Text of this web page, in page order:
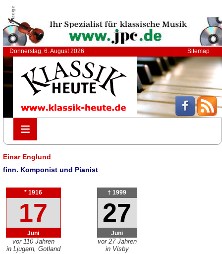
Anzeige
Donnerstag, 6. August 2026 Sitemap
≡
≡
Einar Englund
finn. Komponist und Pianist
* 1916
17
Juni
vor 110 Jahren
in Ljugarn, Gotland
† 1999
27
Juni
vor 27 Jahren
in Visby